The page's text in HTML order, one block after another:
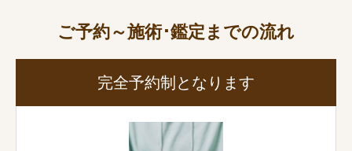
ご予約～施術･鑑定までの流れ
完全予約制となります